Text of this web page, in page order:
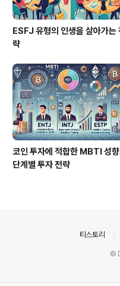
ESFJ 유형의 인생을 살아가는
략
코인 투자에 적합한 MBTI 성
단계별 투자 전략
티스토리
©